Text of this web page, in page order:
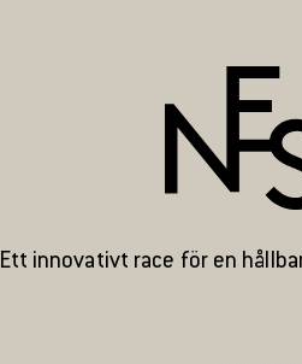
Ett innovativt race för en